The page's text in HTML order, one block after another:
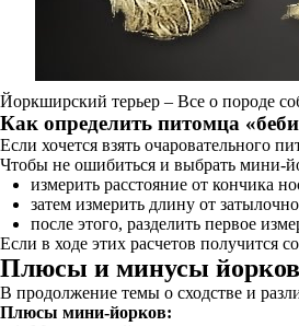
Йоркширский терьер – Все о породе
Как определить питомца
Если хочется взять очаровательного
Чтобы не ошибиться и выбрать мини-
измерить расстояние от кончика
затем измерить длину от
после этого, разделить первое
Если в ходе этих расчетов получится
Плюсы и минусы йорков
В продолжение темы о сходстве и
Плюсы мини-йорков: